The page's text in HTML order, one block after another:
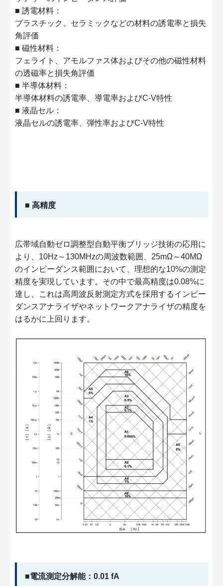
■ 誘電材料：
プラスチック、セラミックなどの材料の誘電率と損失
角評価
■ 磁性材料：
フェライト、アモルファス体およびその他の磁性材料
の透磁率と損失角評価
■ 半導体材料：
半導体材料の誘電率、導電率およびC-V特性
■ 液晶セル：
液晶セルの誘電率、弾性率およびC-V特性
■ 高精度
広帯域自動ゼロ調整型自動平衡ブリッジ技術の応用に
より、10Hz～130MHzの周波数範囲、25mΩ～40MΩ
のインピーダンス範囲において、理想的な10%の測定
精度を実現しています。その中で最高精度は0.08%に
達し、これは高周波反射測定方式を採用するインピー
ダンスアナライザやネットワークアナライザの精度を
はるかに上回ります。
■電流測定分解能：0.01 fA